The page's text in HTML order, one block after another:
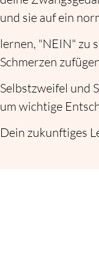
und sie auf ein
lernen, "NEIN" zu
Schmerzen
Selbstzweifel und
um wichtige
Dein zukunftiges